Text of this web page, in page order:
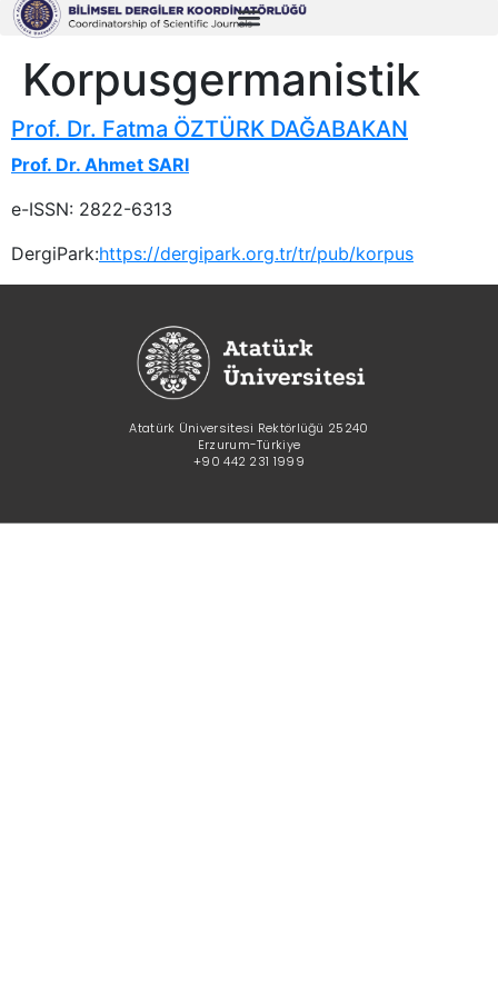
Korpusgermanistik
Prof. Dr. Fatma ÖZTÜRK DAĞABAKAN
Prof. Dr. Ahmet SARI
e-ISSN: 2822-6313
DergiPark:https://dergipark.org.tr/tr/pub/korpus
Atatürk Üniversitesi Rektörlüğü 25240
Erzurum-Türkiye
+90 442 231 1999